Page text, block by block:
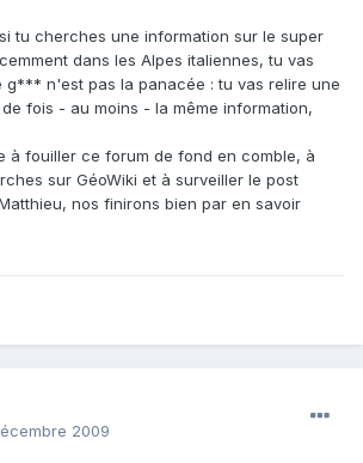
tu cherches une information sur le super
dans les Alpes italiennes, tu vas
g*** n'est pas la panacée : tu vas relire une
fois - au moins - la même information,
à fouiller ce forum de fond en comble, à
sur GéoWiki et à surveiller le post
nos finirons bien par en savoir
2009